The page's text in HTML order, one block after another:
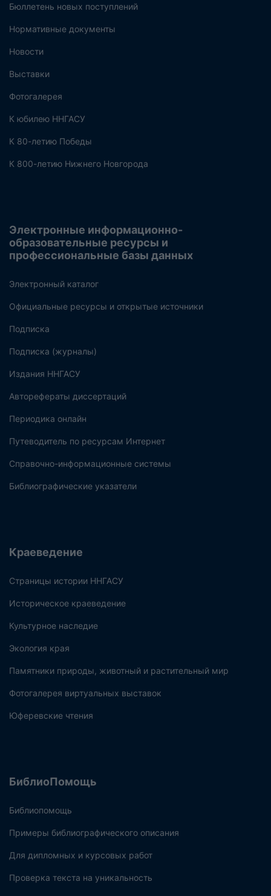
Бюллетень новых поступлений
Нормативные документы
Новости
Выставки
Фотогалерея
К юбилею ННГАСУ
К 80-летию Победы
К 800-летию Нижнего Новгорода
Электронные информационно-
образовательные ресурсы и
профессиональные базы данных
Электронный каталог
Официальные ресурсы и открытые источники
Подписка
Подписка (журналы)
Издания ННГАСУ
Авторефераты диссертаций
Периодика онлайн
Путеводитель по ресурсам Интернет
Справочно-информационные системы
Библиографические указатели
Краеведение
Страницы истории ННГАСУ
Историческое краеведение
Культурное наследие
Экология края
Памятники природы, животный и растительный мир
Фотогалерея виртуальных выставок
Юферевские чтения
БиблиоПомощь
Библиопомощь
Примеры библиографического описания
Для дипломных и курсовых работ
Проверка текста на уникальность